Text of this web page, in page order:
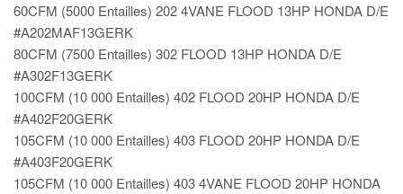
60CFM (5000 Entailles) 202 4VANE FLOOD 13HP HONDA D/E
#A202MAF13GERK
80CFM (7500 Entailles) 302 FLOOD 13HP HONDA D/E
#A302F13GERK
100CFM (10 000 Entailles) 402 FLOOD 20HP HONDA D/E
#A402F20GERK
105CFM (10 000 Entailles) 403 FLOOD 20HP HONDA D/E
#A403F20GERK
105CFM (10 000 Entailles) 403 4VANE FLOOD 20HP HONDA